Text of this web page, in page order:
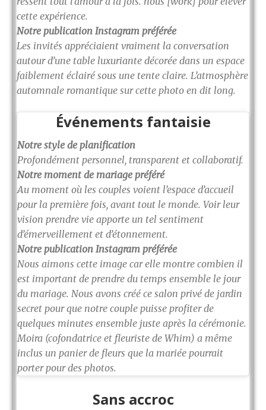
cette expérience.
Notre publication Instagram préférée
Les invités appréciaient vraiment la conversation
autour d’une table luxuriante décorée dans un espace
faiblement éclairé sous une tente claire. L’atmosphère
automnale romantique sur cette photo en dit long.
Événements fantaisie
Notre style de planification
Profondément personnel, transparent et collaboratif.
Notre moment de mariage préféré
Au moment où les couples voient l’espace d’accueil
pour la première fois, avant tout le monde. Voir leur
vision prendre vie apporte un tel sentiment
d’émerveillement et d’étonnement.
Notre publication Instagram préférée
Nous aimons cette image car elle montre combien il
est important de prendre du temps ensemble le jour
du mariage. Nous avons créé ce salon privé de jardin
secret pour que notre couple puisse profiter de
quelques minutes ensemble juste après la cérémonie.
Moira (cofondatrice et fleuriste de Whim) a même
inclus un panier de fleurs que la mariée pourrait
porter pour des photos.
Sans accroc